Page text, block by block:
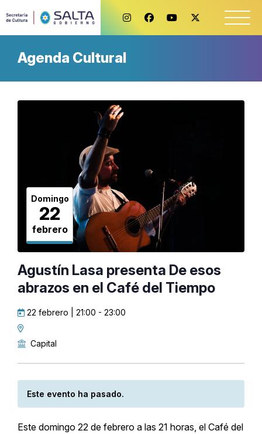
Agenda Cultural
Domingo
22
febrero
Agustín Lasa presenta De esos
abrazos en el Café del Tiempo
22 febrero | 21:00 - 23:00
Capital
Este evento ha pasado.
Este domingo 22 de febrero a las 21 horas, el Café del